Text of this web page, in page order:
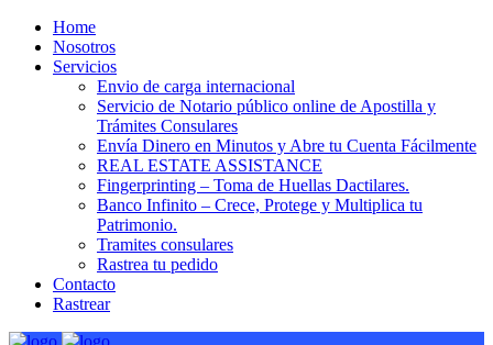
Home
Nosotros
Servicios
Envio de carga internacional
Servicio de Notario público online de Apostilla y
Trámites Consulares
Envía Dinero en Minutos y Abre tu Cuenta Fácilmente
REAL ESTATE ASSISTANCE
Fingerprinting – Toma de Huellas Dactilares.
Banco Infinito – Crece, Protege y Multiplica tu
Patrimonio.
Tramites consulares
Rastrea tu pedido
Contacto
Rastrear